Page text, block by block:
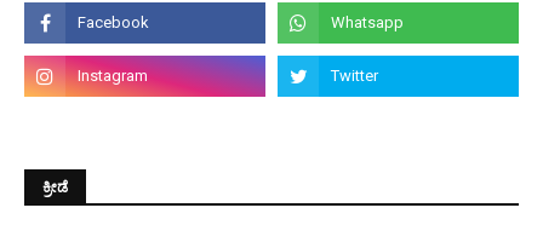
ಕ್ರೀಡೆ